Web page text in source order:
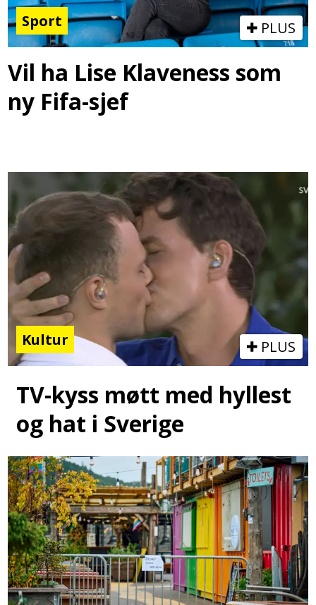
Sport PLUS
Vil ha Lise Klaveness som
ny Fifa-sjef
Kultur PLUS
TV-kyss møtt med hyllest
og hat i Sverige